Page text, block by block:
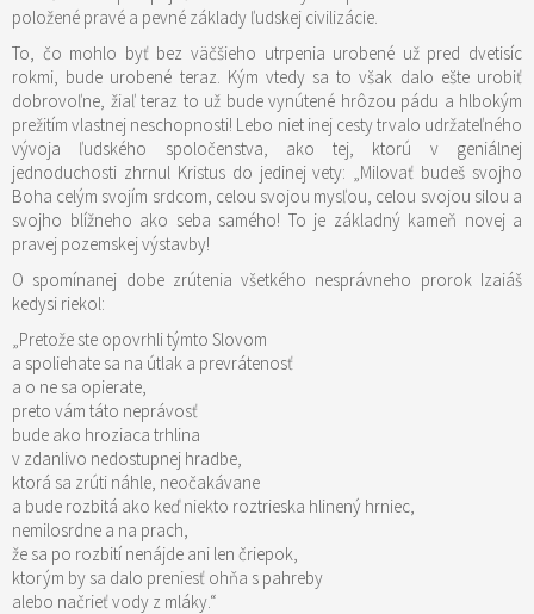
položené pravé a pevné základy ľudskej civilizácie.
To, čo mohlo byť bez väčšieho utrpenia urobené už pred dvetisíc
rokmi, bude urobené teraz. Kým vtedy sa to však dalo ešte urobiť
dobrovoľne, žiaľ teraz to už bude vynútené hrôzou pádu a hlbokým
prežitím vlastnej neschopnosti! Lebo niet inej cesty trvalo udržateľného
vývoja ľudského spoločenstva, ako tej, ktorú v geniálnej
jednoduchosti zhrnul Kristus do jedinej vety: „Milovať budeš svojho
Boha celým svojím srdcom, celou svojou mysľou, celou svojou silou a
svojho blížneho ako seba samého! To je základný kameň novej a
pravej pozemskej výstavby!
O spomínanej dobe zrútenia všetkého nesprávneho prorok Izaiáš
kedysi riekol:
„Pretože ste opovrhli týmto Slovom
a spoliehate sa na útlak a prevrátenosť
a o ne sa opierate,
preto vám táto neprávosť
bude ako hroziaca trhlina
v zdanlivo nedostupnej hradbe,
ktorá sa zrúti náhle, neočakávane
a bude rozbitá ako keď niekto roztrieska hlinený hrniec,
nemilosrdne a na prach,
že sa po rozbití nenájde ani len čriepok,
ktorým by sa dalo preniesť ohňa s pahreby
alebo načrieť vody z mláky.“